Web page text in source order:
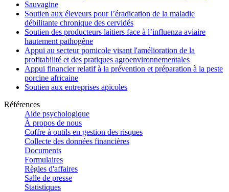
Sauvagine
Soutien aux éleveurs pour l’éradication de la maladie
débilitante chronique des cervidés
Soutien des producteurs laitiers face à l’influenza aviaire
hautement pathogène
Appui au secteur pomicole visant l'amélioration de la
profitabilité et des pratiques agroenvironnementales
Appui financier relatif à la prévention et préparation à la peste
porcine africaine
Soutien aux entreprises apicoles
Références
Aide psychologique
À propos de nous
Coffre à outils en gestion des risques
Collecte des données financières
Documents
Formulaires
Règles d'affaires
Salle de presse
Statistiques